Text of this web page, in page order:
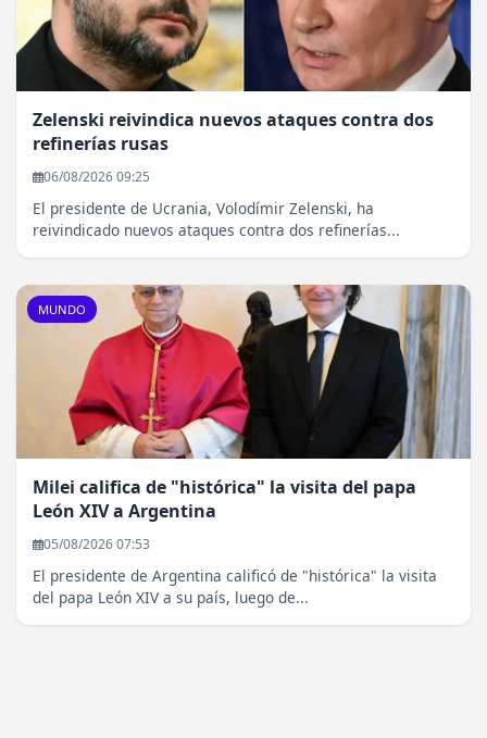
Zelenski reivindica nuevos ataques contra dos
refinerías rusas
06/08/2026 09:25
El presidente de Ucrania, Volodímir Zelenski, ha
reivindicado nuevos ataques contra dos refinerías...
MUNDO
Milei califica de "histórica" la visita del papa
León XIV a Argentina
05/08/2026 07:53
El presidente de Argentina calificó de "histórica" la visita
del papa León XIV a su país, luego de...